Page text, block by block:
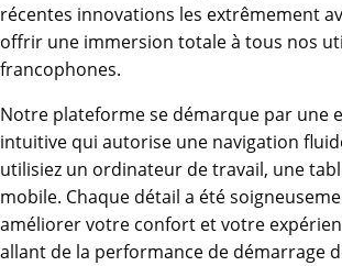
récentes innovations les extrêmement
offrir une immersion totale à tous nos
francophones.
Notre plateforme se démarque par une
intuitive qui autorise une navigation
utilisiez un ordinateur de travail, une
mobile. Chaque détail a été
améliorer votre confort et votre
allant de la performance de démarrage